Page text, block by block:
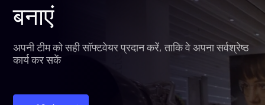
बनाएं
अपनी टीम को सही सॉफ्टवेयर प्रदान करें, ताकि वे अपना सर्वश्रेष्ठ
कार्य कर सकें